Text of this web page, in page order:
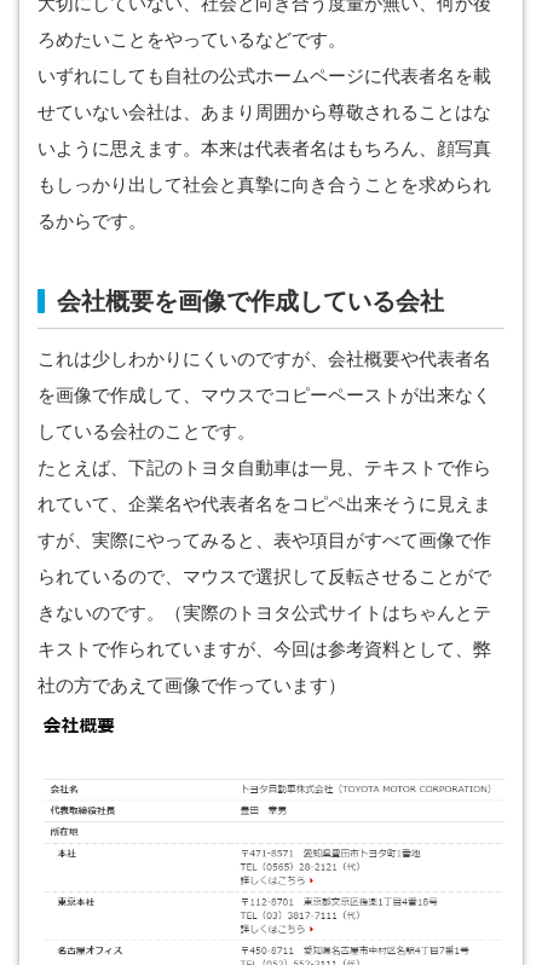
ろめたいことをやっているなどです。
いずれにしても自社の公式ホームページに代表者名を載
せていない会社は、あまり周囲から尊敬されることはな
いように思えます。本来は代表者名はもちろん、顔写真
もしっかり出して社会と真摯に向き合うことを求められ
るからです。
会社概要を画像で作成している会社
これは少しわかりにくいのですが、会社概要や代表者名
を画像で作成して、マウスでコピーペーストが出来なく
している会社のことです。
たとえば、下記のトヨタ自動車は一見、テキストで作ら
れていて、企業名や代表者名をコピペ出来そうに見えま
すが、実際にやってみると、表や項目がすべて画像で作
られているので、マウスで選択して反転させることがで
きないのです。（実際のトヨタ公式サイトはちゃんとテ
キストで作られていますが、今回は参考資料として、弊
社の方であえて画像で作っています）